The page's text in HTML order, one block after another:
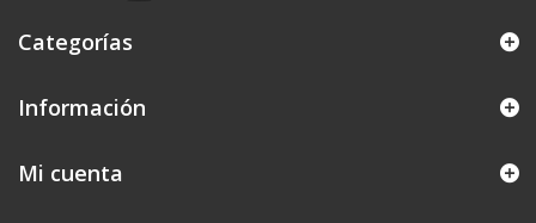
Categorías
Información
Mi cuenta